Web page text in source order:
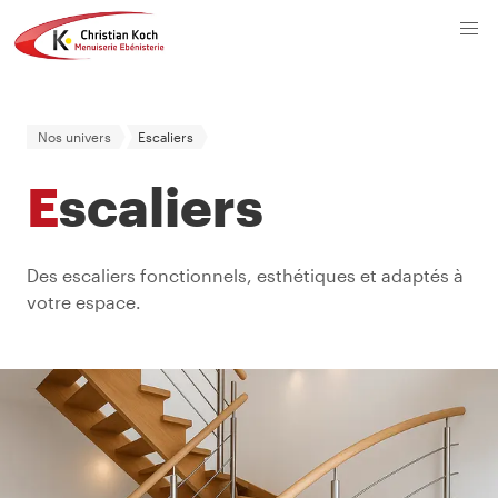
Nos univers Escaliers
Escaliers
Des escaliers fonctionnels, esthétiques et adaptés à
votre espace.